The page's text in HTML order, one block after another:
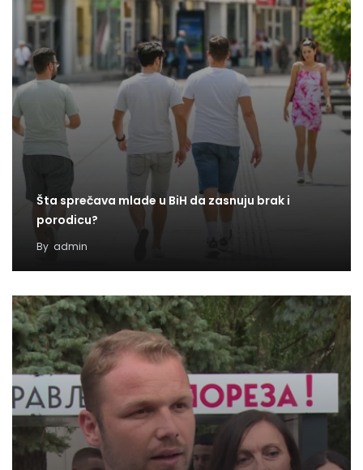
Šta sprečava mlade u BiH da zasnuju brak i
porodicu?
By admin